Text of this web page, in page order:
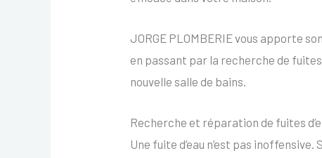
JORGE PLOMBERIE vous apporte
en passant par la recherche de fuites
nouvelle salle de bains.
Recherche et réparation de fuites
Une fuite d’eau n’est pas